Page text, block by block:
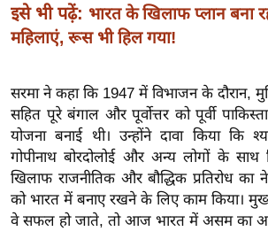
बे
मि
ल
श
ख्सि
य
त
यं
इसे भी पढ़ें: भारत के खिलाफ प्लान बना
महिलाएं, रूस भी हिल गया!
सरमा ने कहा कि 1947 में विभाजन के दौरान,
सहित पूरे बंगाल और पूर्वोत्तर को पूर्वी
योजना बनाई थी। उन्होंने दावा किया कि
गोपीनाथ बोरदोलोई और अन्य लोगों के
खिलाफ राजनीतिक और बौद्धिक प्रतिरोध
को भारत में बनाए रखने के लिए काम किया।
वे सफल हो जाते, तो आज भारत में असम का